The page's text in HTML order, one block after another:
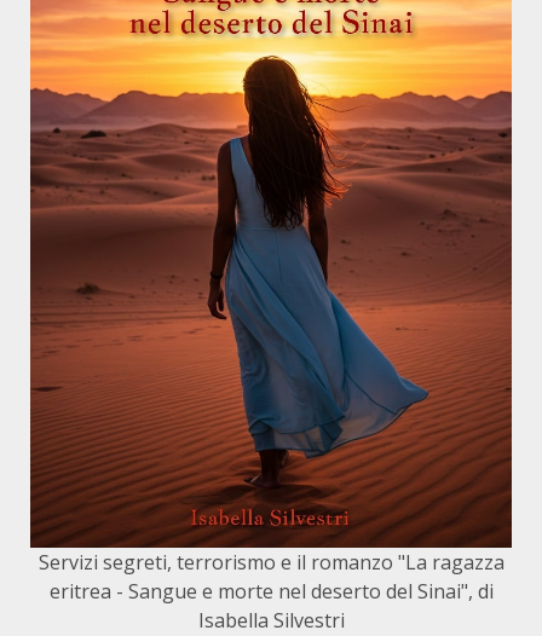
Servizi segreti, terrorismo e il romanzo "La ragazza
eritrea - Sangue e morte nel deserto del Sinai", di
Isabella Silvestri